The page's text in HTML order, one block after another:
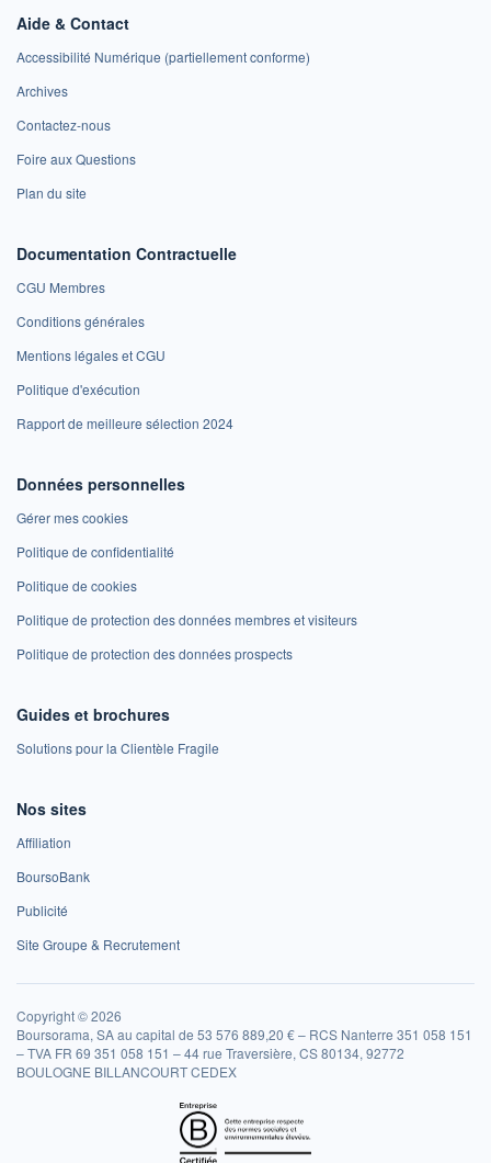
Aide & Contact
Accessibilité Numérique (partiellement conforme)
Archives
Contactez-nous
Foire aux Questions
Plan du site
Documentation Contractuelle
CGU Membres
Conditions générales
Mentions légales et CGU
Politique d'exécution
Rapport de meilleure sélection 2024
Données personnelles
Gérer mes cookies
Politique de confidentialité
Politique de cookies
Politique de protection des données membres et visiteurs
Politique de protection des données prospects
Guides et brochures
Solutions pour la Clientèle Fragile
Nos sites
Affiliation
BoursoBank
Publicité
Site Groupe & Recrutement
Copyright © 2026
Boursorama, SA au capital de 53 576 889,20 € – RCS Nanterre 351 058 151
– TVA FR 69 351 058 151 – 44 rue Traversière, CS 80134, 92772
BOULOGNE BILLANCOURT CEDEX